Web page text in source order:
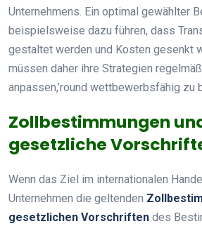
Unternehmens. Ein optimal gewählter
beispielsweise dazu führen, dass
gestaltet werden und Kosten gesenkt
müssen daher ihre Strategien
anpassen,’round wettbewerbsfähig zu
Zollbestimmungen
gesetzliche
Wenn das Ziel im internationalen
Unternehmen die geltenden
gesetzlichen Vorschriften des